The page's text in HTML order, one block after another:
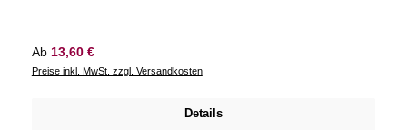
Regulärer Preis:
Ab 13,60 €
Preise inkl. MwSt. zzgl. Versandkosten
Details